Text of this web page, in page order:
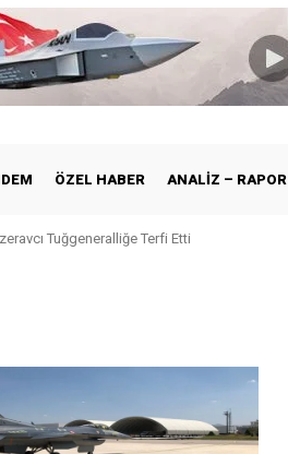
ÖZEL HABER ANALIZ – RAPOR
Tuğgeneralliğe Terfi Etti